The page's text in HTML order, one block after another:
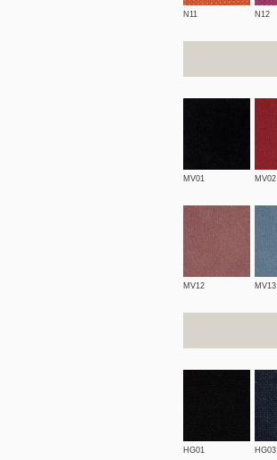
N11 N12
MV01 MV02
MV12 MV13
HG01 HG03